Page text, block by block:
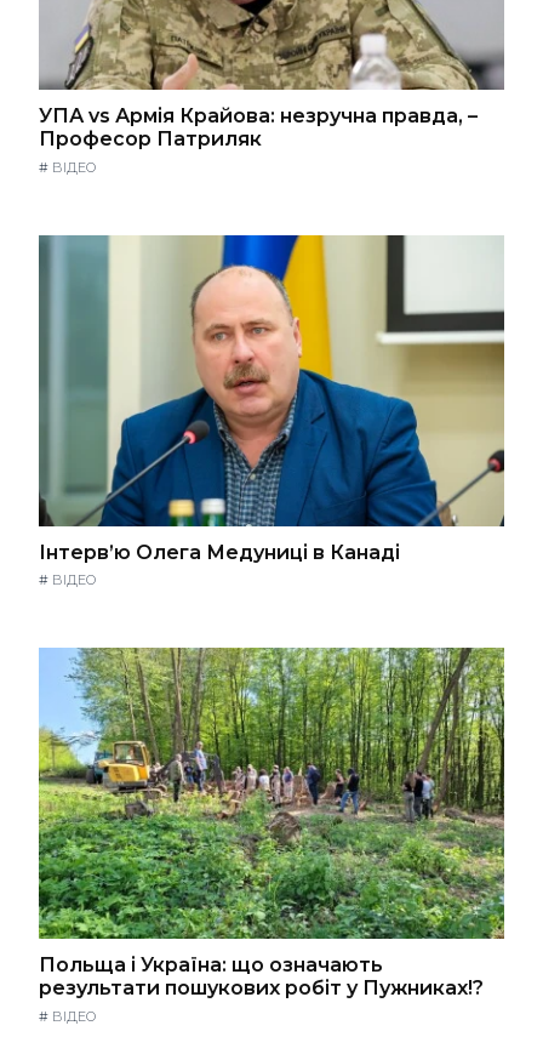
УПА vs Армія Крайова: незручна правда, –
Професор Патриляк
# ВІДЕО
Інтерв’ю Олега Медуниці в Канаді
# ВІДЕО
Польща і Україна: що означають
результати пошукових робіт у Пужниках!?
# ВІДЕО